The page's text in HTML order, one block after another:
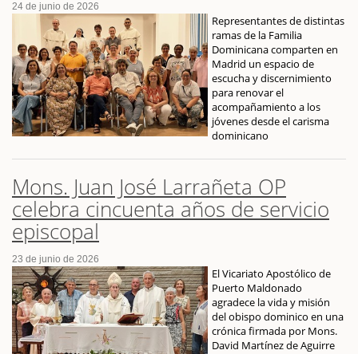
24 de junio de 2026
Representantes de distintas
ramas de la Familia
Dominicana comparten en
Madrid un espacio de
escucha y discernimiento
para renovar el
acompañamiento a los
jóvenes desde el carisma
dominicano
Mons. Juan José Larrañeta OP
celebra cincuenta años de servicio
episcopal
23 de junio de 2026
El Vicariato Apostólico de
Puerto Maldonado
agradece la vida y misión
del obispo dominico en una
crónica firmada por Mons.
David Martínez de Aguirre